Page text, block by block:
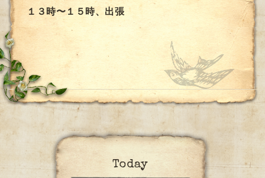
１３時〜１５時、出張
Today